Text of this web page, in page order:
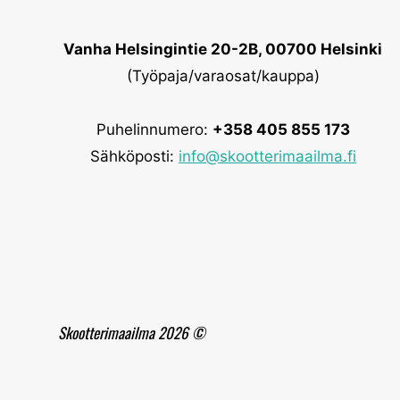
Vanha Helsingintie 20-2B, 00700 Helsinki
(Työpaja/varaosat/kauppa)
Puhelinnumero: +358 405 855 173
Sähköposti: info@skootterimaailma.fi
Skootterimaailma 2026 ©